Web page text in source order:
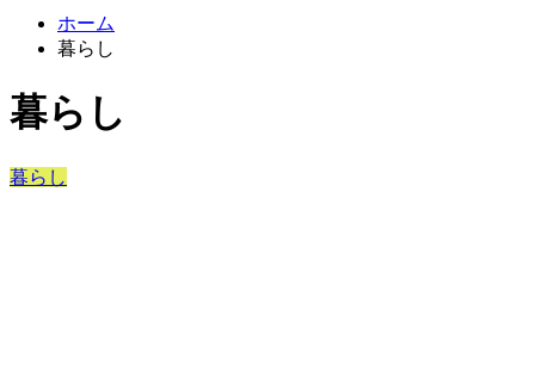
ホーム
暮らし
暮らし
暮らし